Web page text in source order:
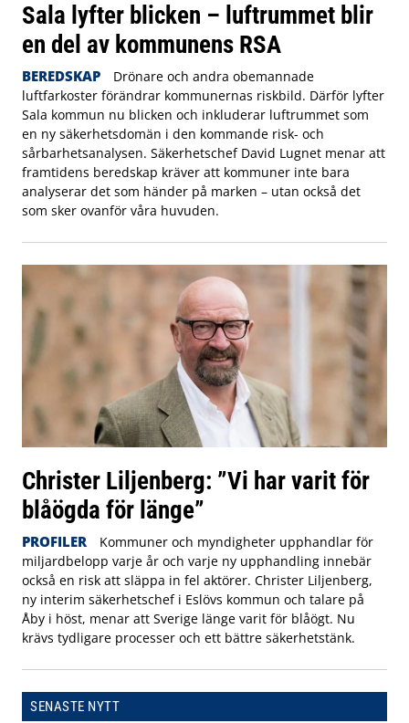
Sala lyfter blicken – luftrummet blir
en del av kommunens RSA
BEREDSKAP
Drönare och andra obemannade
luftfarkoster förändrar kommunernas riskbild. Därför lyfter
Sala kommun nu blicken och inkluderar luftrummet som
en ny säkerhetsdomän i den kommande risk- och
sårbarhetsanalysen. Säkerhetschef David Lugnet menar att
framtidens beredskap kräver att kommuner inte bara
analyserar det som händer på marken – utan också det
som sker ovanför våra huvuden.
Christer Liljenberg: ”Vi har varit för
blåögda för länge”
PROFILER
Kommuner och myndigheter upphandlar för
miljardbelopp varje år och varje ny upphandling innebär
också en risk att släppa in fel aktörer. Christer Liljenberg,
ny interim säkerhetschef i Eslövs kommun och talare på
Åby i höst, menar att Sverige länge varit för blåögt. Nu
krävs tydligare processer och ett bättre säkerhetstänk.
SENASTE NYTT